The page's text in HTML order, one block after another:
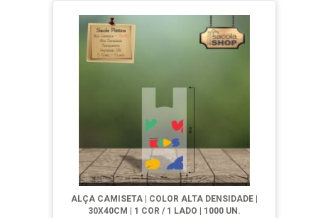
ALÇA CAMISETA | COLOR ALTA DENSIDADE |
30X40CM | 1 COR / 1 LADO | 1000 UN.